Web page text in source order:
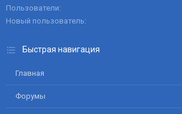
Пользователи
Новый пользователь
Быстрая навигация
Главная
Форумы